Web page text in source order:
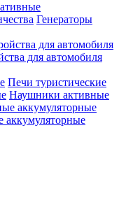
Генераторы
для автомобиля
Печи туристические
Наушники активные
аккумуляторные